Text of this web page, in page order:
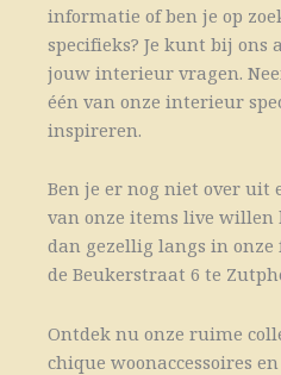
informatie of ben je op
specifieks? Je kunt bij
jouw interieur vragen.
één van onze interieur
inspireren.
Ben je er nog niet over uit
van onze items live willen
dan gezellig langs in
de Beukerstraat 6 te
Ontdek nu onze ruime
chique woonaccessoires